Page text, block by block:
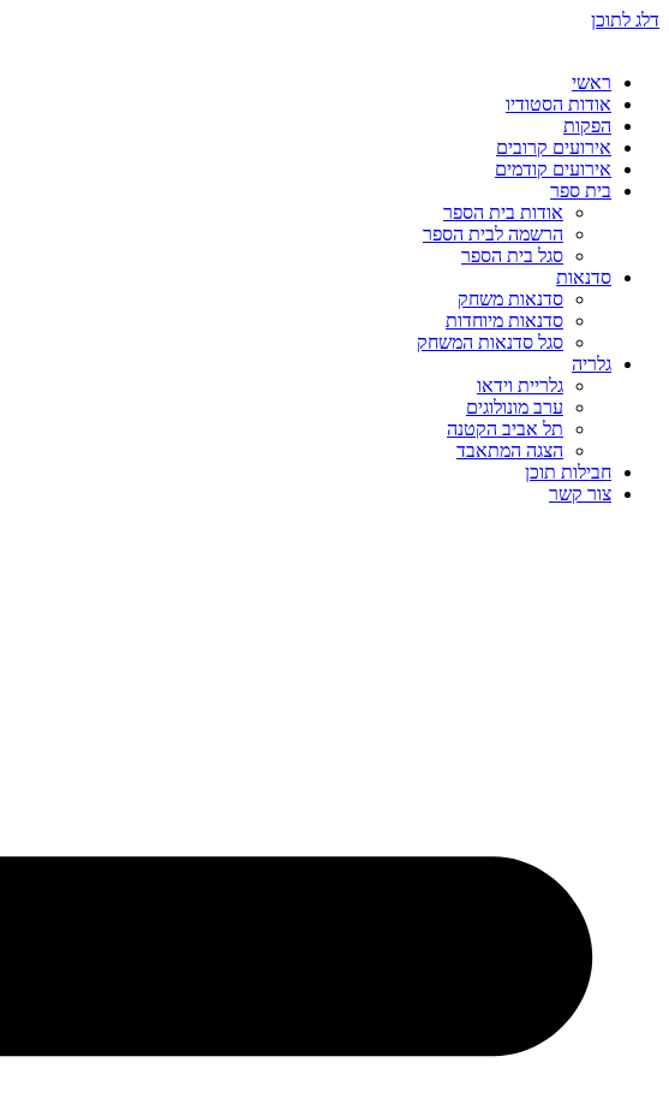
דלג לתוכן
ראשי
אודות הסטודיו
הפקות
אירועים קרובים
אירועים קודמים
בית ספר
אודות בית הספר
הרשמה לבית הספר
סגל בית הספר
סדנאות
סדנאות משחק
סדנאות מיוחדות
סגל סדנאות המשחק
גלריה
גלריית וידאו
ערב מונולוגים
תל אביב הקטנה
הצגה המתאבד
חבילות תוכן
צור קשר